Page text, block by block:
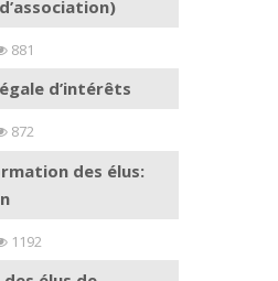
881
d’intérêts
872
des élus:
1192